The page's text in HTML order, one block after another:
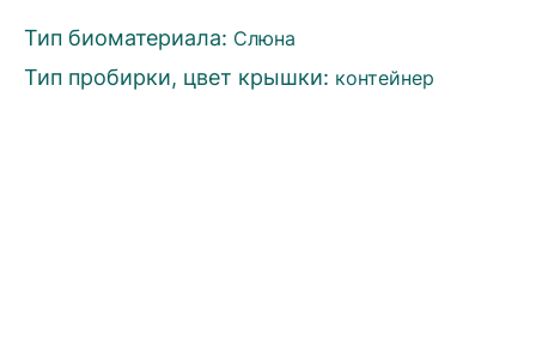
Тип биоматериала: Слюна
Тип пробирки, цвет крышки: контейнер